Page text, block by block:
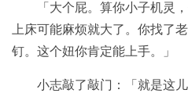
「大个屁。算你小子机灵
上床可能麻烦就大了。你找了
钉。这个妞你肯定能上手。」
小志敲了敲门：「就是这儿